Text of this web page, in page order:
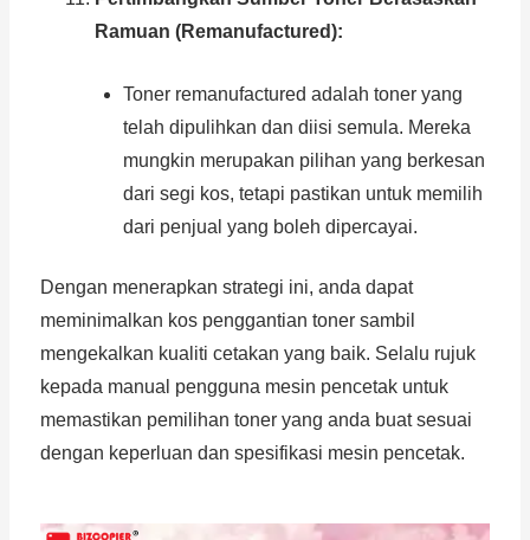
Ramuan (Remanufactured):
Toner remanufactured adalah toner yang
telah dipulihkan dan diisi semula. Mereka
mungkin merupakan pilihan yang berkesan
dari segi kos, tetapi pastikan untuk memilih
dari penjual yang boleh dipercayai.
Dengan menerapkan strategi ini, anda dapat
meminimalkan kos penggantian toner sambil
mengekalkan kualiti cetakan yang baik. Selalu rujuk
kepada manual pengguna mesin pencetak untuk
memastikan pemilihan toner yang anda buat sesuai
dengan keperluan dan spesifikasi mesin pencetak.